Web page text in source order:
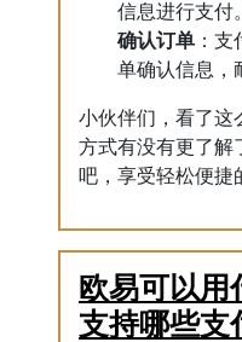
信息进行支付。
确认订单 ：
单确认信息，
小伙伴们，看了这
方式有没有更了解
吧，享受轻松便捷
欧易可以用
支持哪些支